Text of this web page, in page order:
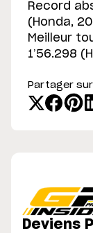
Record
(Honda,
Meilleur
1’56.298
Partager
Deviens